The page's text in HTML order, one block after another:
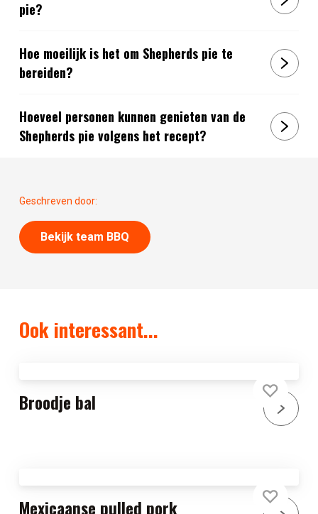
pie?
Hoe moeilijk is het om Shepherds pie te
bereiden?
Hoeveel personen kunnen genieten van de
Shepherds pie volgens het recept?
Geschreven door:
Bekijk team BBQ
Ook interessant...
Broodje bal
Mexicaanse pulled pork